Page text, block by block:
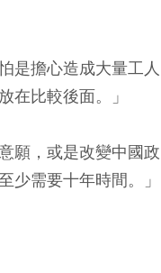
是擔心造成大量工人
在比較後面。」
願，或是改變中國政
少需要十年時間。」